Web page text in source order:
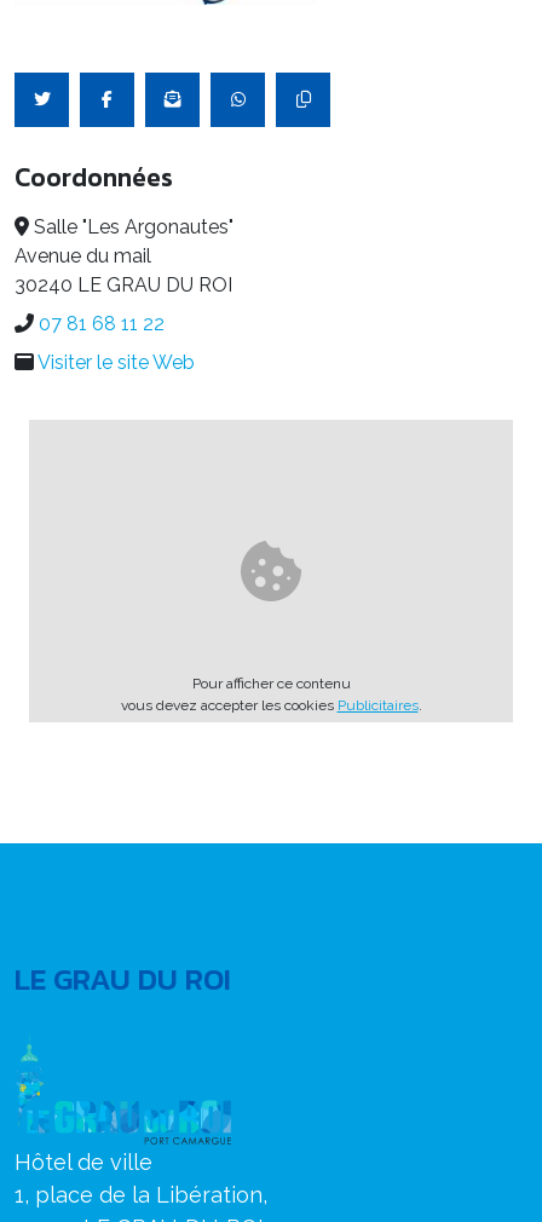
Coordonnées
Salle "Les Argonautes"
Avenue du mail
30240 LE GRAU DU ROI
07 81 68 11 22
Visiter le site Web
Pour afficher ce contenu
vous devez accepter les cookies Publicitaires.
LE GRAU DU ROI
Hôtel de ville
1, place de la Libération,